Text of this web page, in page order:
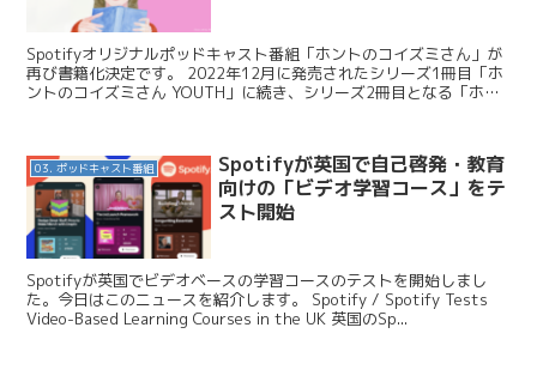
Spotifyオリジナルポッドキャスト番組「ホントのコイズミさん」が
再び書籍化決定です。 2022年12月に発売されたシリーズ1冊目「ホ
ントのコイズミさん YOUTH」に続き、シリーズ2冊目となる「ホン
03. ポッドキャスト番組
Spotifyが英国で自己啓発・教育
向けの「ビデオ学習コース」をテ
スト開始
Spotifyが英国でビデオベースの学習コースのテストを開始しまし
た。今日はこのニュースを紹介します。 Spotify / Spotify Tests
Video-Based Learning Courses in the UK 英国のSp...